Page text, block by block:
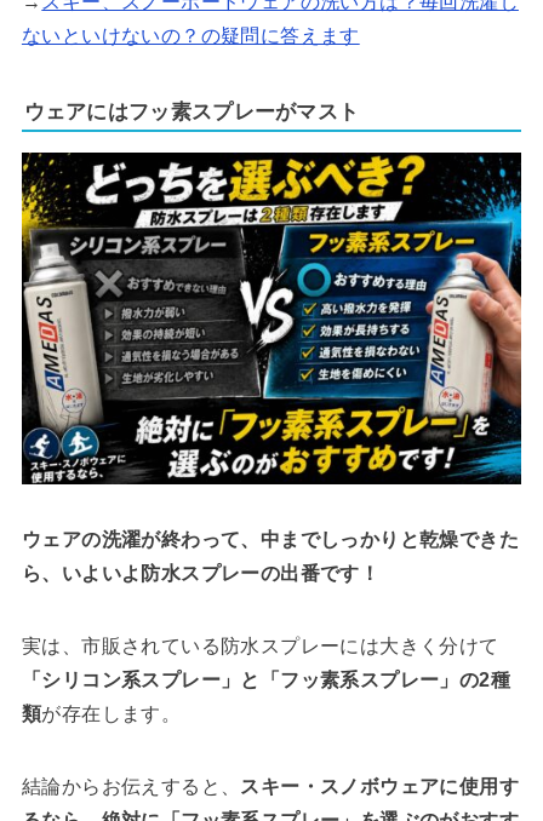
ないといけないの？の疑問に答えます
ウェアにはフッ素スプレーがマスト
ウェアの洗濯が終わって、中までしっかりと乾燥できた
ら、いよいよ防水スプレーの出番です！
実は、市販されている防水スプレーには大きく分けて
「シリコン系スプレー」と「フッ素系スプレー」の2種
類が存在します。
結論からお伝えすると、 スキー・スノボウェアに使用す